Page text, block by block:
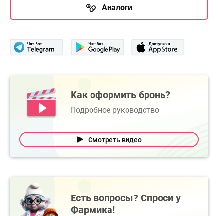
Аналоги
Как оформить бронь?
Подробное руководство
Смотреть видео
Есть вопросы? Спроси у
Фармика!